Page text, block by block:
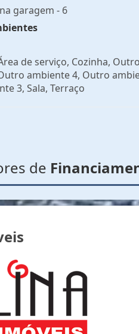
garagem - 6
de serviço, Cozinha,
ambiente 4, Outro
3, Sala, Terraço
de